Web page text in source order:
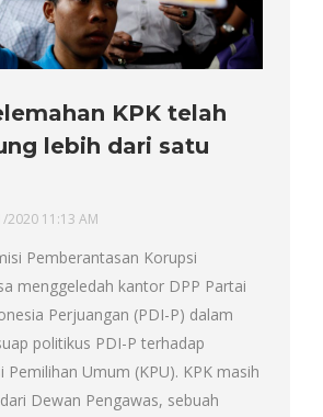
KPK telah
lebih dari satu
2020 11:13 AM
Pemberantasan Korupsi
menggeledah kantor DPP Partai
Perjuangan (PDI-P) dalam
politikus PDI-P terhadap
Pemilihan Umum (KPU). KPK masih
Dewan Pengawas, sebuah